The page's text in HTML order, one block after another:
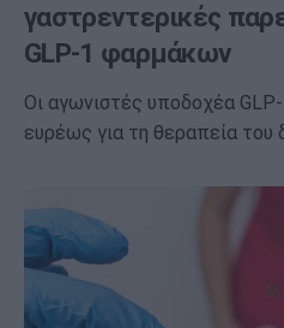
γαστρεντερικές
GLP-1 φαρμάκων
Οι αγωνιστές υποδοχέα
ευρέως για τη θεραπεία του